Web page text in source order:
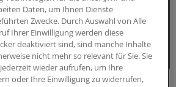
Daten, um Ihnen Dienste
Zwecke. Durch Auswahl von Alle
Ihrer Einwilligung werden diese
deaktiviert sind, sind manche Inhalte
nicht mehr so relevant für Sie. Sie
wieder aufrufen, um Ihre
oder Ihre Einwilligung zu widerrufen,